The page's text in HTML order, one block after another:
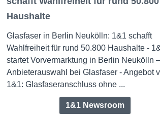
Haushalte
Glasfaser in Berlin Neukölln: 1&1 schafft
Wahlfreiheit für rund 50.800 Haushalte -
startet Vorvermarktung in Berlin Neukölln
Anbieterauswahl bei Glasfaser - Angebot
1&1: Glasfaseranschluss ohne ...
1&1 Newsroom